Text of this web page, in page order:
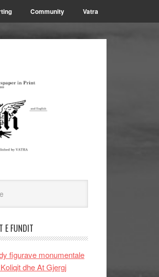
Community Vatra
E FUNDIT
figurave monumentale
dhe At Gjergj